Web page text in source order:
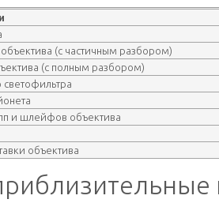
(с частичным разбором)
(с полным разбором)
и шлейфов объектива
объектива